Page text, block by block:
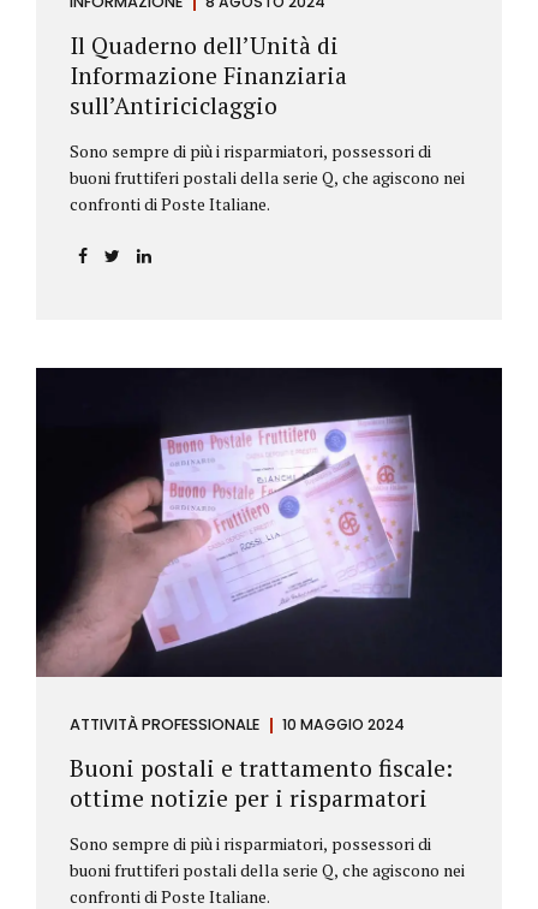
Il Quaderno dell’Unità di
Informazione Finanziaria
sull’Antiriciclaggio
Sono sempre di più i risparmiatori, possessori di
buoni fruttiferi postali della serie Q, che agiscono nei
confronti di Poste Italiane.
ATTIVITÀ PROFESSIONALE 10 MAGGIO 2024
Buoni postali e trattamento fiscale:
ottime notizie per i risparmatori
Sono sempre di più i risparmiatori, possessori di
buoni fruttiferi postali della serie Q, che agiscono nei
confronti di Poste Italiane.